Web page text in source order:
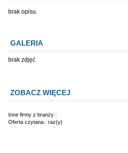
brak opisu
GALERIA
brak zdjęć
ZOBACZ WIĘCEJ
Inne firmy z branży :
Oferta czytana : raz(y)